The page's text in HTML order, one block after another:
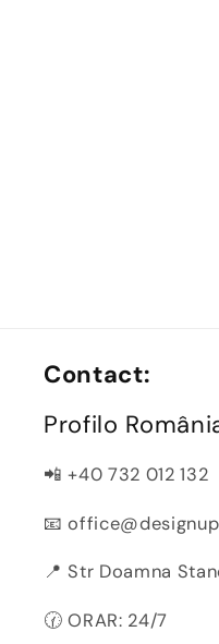
Contact:
Profilo
📲 +40 732 012 132
📧
📍 Str Doamna
🕜 ORAR: 24/7